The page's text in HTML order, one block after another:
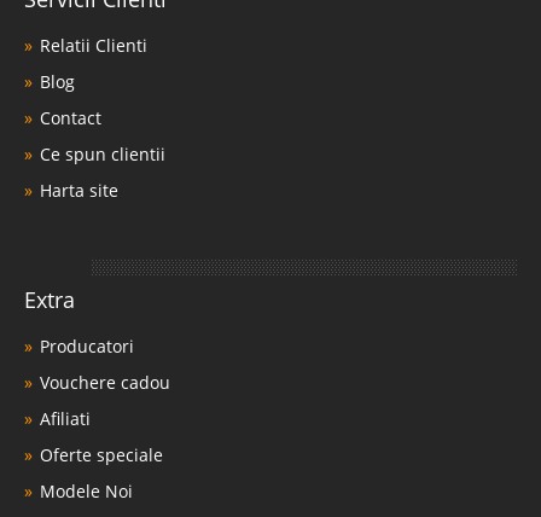
Relatii Clienti
Blog
Contact
Ce spun clientii
Harta site
Extra
Producatori
Vouchere cadou
Afiliati
Oferte speciale
Modele Noi